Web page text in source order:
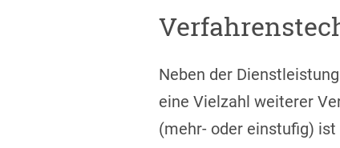
Neben der
eine Vielzahl weiterer
(mehr- oder einstufig)